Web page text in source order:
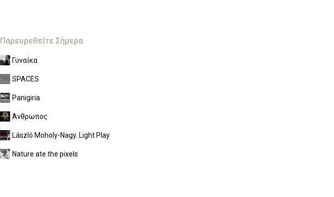
Παρευρεθείτε Σήμερα
Γυναίκα
SPACES
Panigiria
Άνθρωπος
László Moholy-Nagy. Light Play
Nature ate the pixels